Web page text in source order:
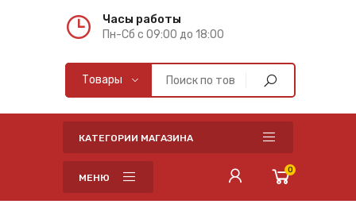
Часы работы
Пн-Cб с 09:00 до 18:00
КАТЕГОРИИ МАГАЗИНА
МЕНЮ
0